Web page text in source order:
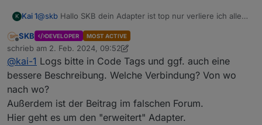
K Kai 1@skb Hallo SKB dein Adapter ist top nur verliere ich alle
Info
starting. Version 3.6.0 (non-npm: SKB-
CGN/ioBroker.energiefluss#acca74f7a2e2d269156315f5cd
5ea7883362c801) in
/opt/iobroker/node_modules/iobroker.energiefluss, node:
v18.18.2, js-controller: 5.0.1
Restart adapter system.adapter.energiefluss.0 because
enabled
Kannst du mir da helfen?
Danke Kai
Offline
SKB DEVELOPER MOST ACTIVE
schrieb am 2. Feb. 2024, 09:52
zuletzt editiert von SKB2. Feb. 2024, 10:58
@kai-1 Logs bitte in Code Tags und ggf. auch eine
bessere Beschreibung. Welche Verbindung? Von wo
nach wo?
Außerdem ist der Beitrag im falschen Forum.
Hier geht es um den "erweitert" Adapter.